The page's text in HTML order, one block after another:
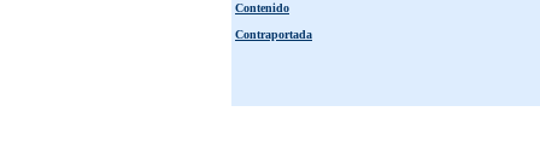
Contenido
Contraportada